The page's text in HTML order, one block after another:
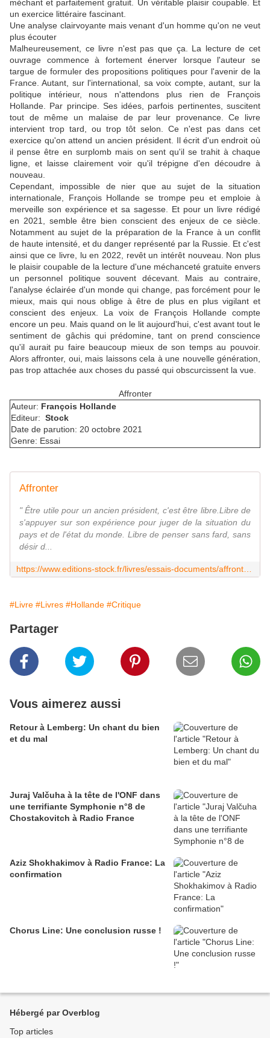
méchant et parfaitement gratuit. Un véritable plaisir coupable. Et
un exercice littéraire fascinant.
Une analyse clairvoyante mais venant d'un homme qu'on ne veut
plus écouter
Malheureusement, ce livre n'est pas que ça. La lecture de cet
ouvrage commence à fortement énerver lorsque l'auteur se
targue de formuler des propositions politiques pour l'avenir de la
France. Autant, sur l'international, sa voix compte, autant, sur la
politique intérieur, nous n'attendons plus rien de François
Hollande. Par principe. Ses idées, parfois pertinentes, suscitent
tout de même un malaise de par leur provenance. Ce livre
intervient trop tard, ou trop tôt selon. Ce n'est pas dans cet
exercice qu'on attend un ancien président. Il écrit d'un endroit où
il pense être en surplomb mais on sent qu'il se trahit à chaque
ligne, et laisse clairement voir qu'il trépigne d'en découdre à
nouveau.
Cependant, impossible de nier que au sujet de la situation
internationale, François Hollande se trompe peu et emploie à
merveille son expérience et sa sagesse. Et pour un livre rédigé
en 2021, semble être bien conscient des enjeux de ce siècle.
Notamment au sujet de la préparation de la France à un conflit
de haute intensité, et du danger représenté par la Russie. Et c'est
ainsi que ce livre, lu en 2022, revêt un intérêt nouveau. Non plus
le plaisir coupable de la lecture d'une méchanceté gratuite envers
un personnel politique souvent décevant. Mais au contraire,
l'analyse éclairée d'un monde qui change, pas forcément pour le
mieux, mais qui nous oblige à être de plus en plus vigilant et
conscient des enjeux. La voix de François Hollande compte
encore un peu. Mais quand on le lit aujourd'hui, c'est avant tout le
sentiment de gâchis qui prédomine, tant on prend conscience
qu'il aurait pu faire beaucoup mieux de son temps au pouvoir.
Alors affronter, oui, mais laissons cela à une nouvelle génération,
pas trop attachée aux choses du passé qui obscurcissent la vue.
Affronter
Auteur: François Hollande
Editeur: Stock
Date de parution: 20 octobre 2021
Genre: Essai
Affronter
" Être utile pour un ancien président, c'est être libre.Libre de
s'appuyer sur son expérience pour juger de la situation du
pays et de l'état du monde. Libre de penser sans fard, sans
désir d...
#Livre #Livres #Hollande #Critique
Partager
Vous aimerez aussi
Retour à Lemberg: Un chant du bien
et du mal
Juraj Valčuha à la tête de l'ONF dans
une terrifiante Symphonie n°8 de
Chostakovitch à Radio France
Aziz Shokhakimov à Radio France: La
confirmation
Chorus Line: Une conclusion russe !
Hébergé par Overblog
Top articles